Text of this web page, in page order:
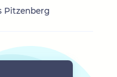
Pitzenberg